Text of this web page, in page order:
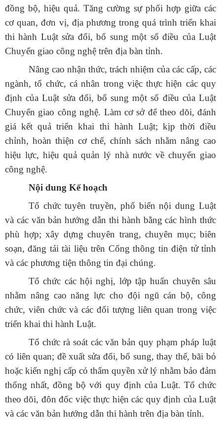
đồng bộ, hiệu quả. Tăng cường sự phối hợp giữa các
cơ quan, đơn vị, địa phương trong quá trình triển khai
thi hành Luật sửa đổi, bổ sung một số điều của Luật
Chuyển giao công nghệ trên địa bàn tỉnh.
Nâng cao nhận thức, trách nhiệm của các cấp, các
ngành, tổ chức, cá nhân trong việc thực hiện các quy
định của Luật sửa đổi, bổ sung một số điều của Luật
Chuyển giao công nghệ. Làm cơ sở để theo dõi, đánh
giá kết quả triển khai thi hành Luật; kịp thời điều
chỉnh, hoàn thiện cơ chế, chính sách nhằm nâng cao
hiệu lực, hiệu quả quản lý nhà nước về chuyển giao
công nghệ.
Nội dung Kế hoạch
Tổ chức tuyên truyền, phổ biến nội dung Luật
và các văn bản hướng dẫn thi hành bằng các hình thức
phù hợp; xây dựng chuyên trang, chuyên mục; biên
soạn, đăng tải tài liệu trên Cổng thông tin điện tử tỉnh
và các phương tiện thông tin đại chúng.
Tổ chức các hội nghị, lớp tập huấn chuyên sâu
nhằm nâng cao năng lực cho đội ngũ cán bộ, công
chức, viên chức và các đối tượng liên quan trong việc
triển khai thi hành Luật.
Tổ chức rà soát các văn bản quy phạm pháp luật
có liên quan; đề xuất sửa đổi, bổ sung, thay thế, bãi bỏ
hoặc kiến nghị cấp có thẩm quyền xử lý nhằm bảo đảm
thống nhất, đồng bộ với quy định của Luật. Tổ chức
theo dõi, đôn đốc việc thực hiện các quy định của Luật
và các văn bản hướng dẫn thi hành trên địa bàn tỉnh.